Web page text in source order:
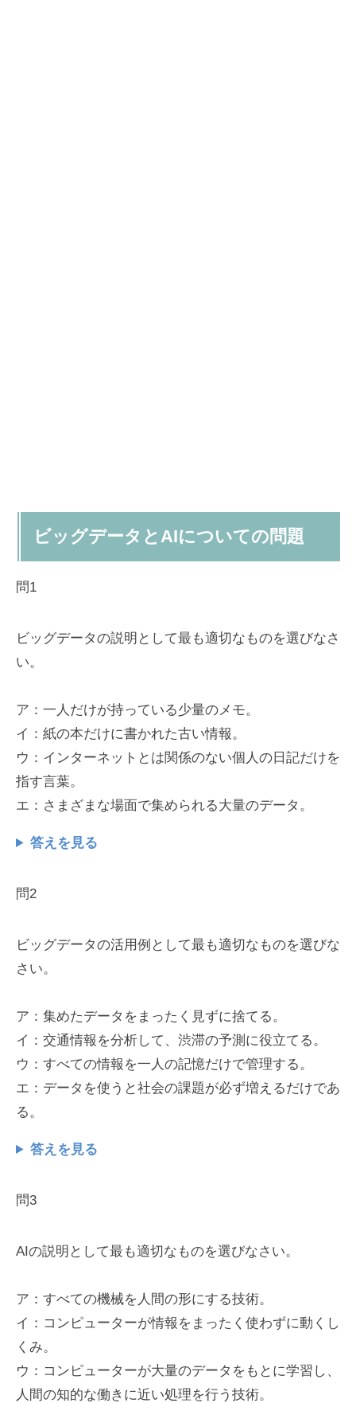
ビッグデータとAIについての問題
問1
ビッグデータの説明として最も適切なものを選びなさ
い。
ア：一人だけが持っている少量のメモ。
イ：紙の本だけに書かれた古い情報。
ウ：インターネットとは関係のない個人の日記だけを
指す言葉。
エ：さまざまな場面で集められる大量のデータ。
答えを見る
問2
ビッグデータの活用例として最も適切なものを選びな
さい。
ア：集めたデータをまったく見ずに捨てる。
イ：交通情報を分析して、渋滞の予測に役立てる。
ウ：すべての情報を一人の記憶だけで管理する。
エ：データを使うと社会の課題が必ず増えるだけであ
る。
答えを見る
問3
AIの説明として最も適切なものを選びなさい。
ア：すべての機械を人間の形にする技術。
イ：コンピューターが情報をまったく使わずに動くし
くみ。
ウ：コンピューターが大量のデータをもとに学習し、
人間の知的な働きに近い処理を行う技術。